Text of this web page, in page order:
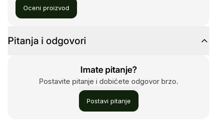
Oceni proizvod
Pitanja i odgovori
Imate pitanje?
Postavite pitanje i dobićete odgovor brzo.
Postavi pitanje